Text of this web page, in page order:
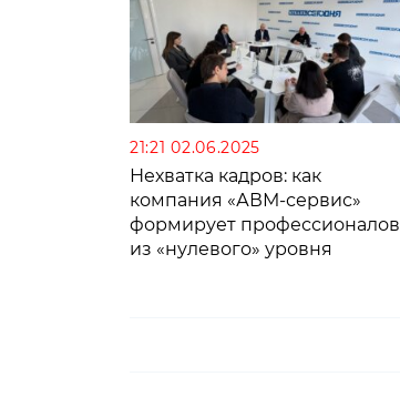
21:21 02.06.2025
Нехватка кадров: как
компания «АВМ-сервис»
формирует профессионалов
из «нулевого» уровня